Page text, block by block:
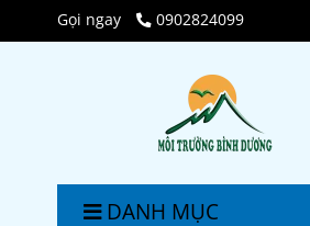
Gọi ngay 0902824099
DANH MỤC